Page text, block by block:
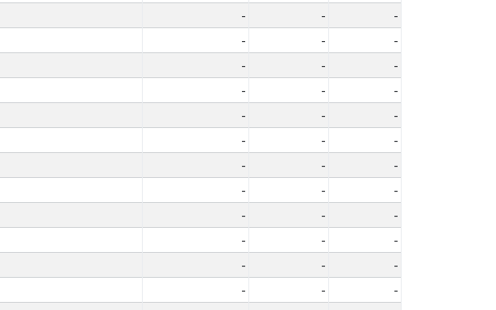
- -
-
- -
-
- -
-
- -
-
- -
-
- -
-
- -
-
- -
-
- -
-
- -
-
- -
-
- -
-